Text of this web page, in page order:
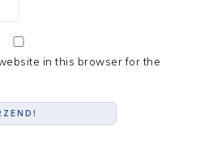
in this browser for the